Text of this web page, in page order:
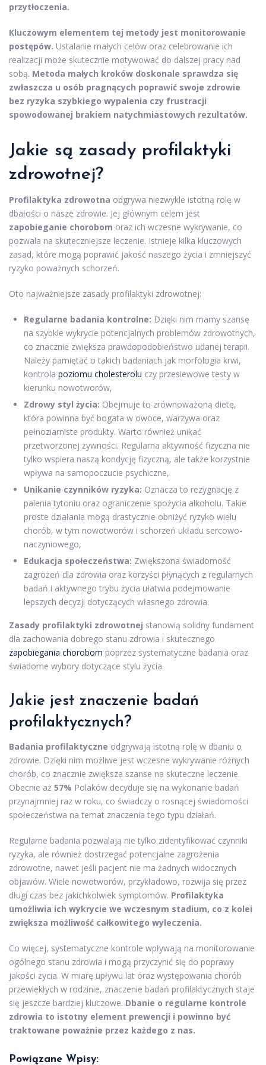
przytłoczenia.
Kluczowym elementem tej metody jest monitorowanie
postępów. Ustalanie małych celów oraz celebrowanie ich
realizacji może skutecznie motywować do dalszej pracy nad
sobą. Metoda małych kroków doskonale sprawdza się
zwłaszcza u osób pragnących poprawić swoje zdrowie
bez ryzyka szybkiego wypalenia czy frustracji
spowodowanej brakiem natychmiastowych rezultatów.
Jakie są zasady profilaktyki
zdrowotnej?
Profilaktyka zdrowotna odgrywa niezwykle istotną rolę w
dbałości o nasze zdrowie. Jej głównym celem jest
zapobieganie chorobom oraz ich wczesne wykrywanie, co
pozwala na skuteczniejsze leczenie. Istnieje kilka kluczowych
zasad, które mogą poprawić jakość naszego życia i zmniejszyć
ryzyko poważnych schorzeń.
Oto najważniejsze zasady profilaktyki zdrowotnej:
Regularne badania kontrolne: Dzięki nim mamy szansę
na szybkie wykrycie potencjalnych problemów zdrowotnych,
co znacznie zwiększa prawdopodobieństwo udanej terapii.
Należy pamiętać o takich badaniach jak morfologia krwi,
kontrola poziomu cholesterolu czy przesiewowe testy w
kierunku nowotworów,
Zdrowy styl życia: Obejmuje to zrównoważoną dietę,
która powinna być bogata w owoce, warzywa oraz
pełnoziarniste produkty. Warto również unikać
przetworzonej żywności. Regularna aktywność fizyczna nie
tylko wspiera naszą kondycję fizyczną, ale także korzystnie
wpływa na samopoczucie psychiczne,
Unikanie czynników ryzyka: Oznacza to rezygnację z
palenia tytoniu oraz ograniczenie spożycia alkoholu. Takie
proste działania mogą drastycznie obniżyć ryzyko wielu
chorób, w tym nowotworów i schorzeń układu sercowo-
naczyniowego,
Edukacja społeczeństwa: Zwiększona świadomość
zagrożeń dla zdrowia oraz korzyści płynących z regularnych
badań i aktywnego trybu życia ułatwia podejmowanie
lepszych decyzji dotyczących własnego zdrowia.
Zasady profilaktyki zdrowotnej stanowią solidny fundament
dla zachowania dobrego stanu zdrowia i skutecznego
zapobiegania chorobom poprzez systematyczne badania oraz
świadome wybory dotyczące stylu życia.
Jakie jest znaczenie badań
profilaktycznych?
Badania profilaktyczne odgrywają istotną rolę w dbaniu o
zdrowie. Dzięki nim możliwe jest wczesne wykrywanie różnych
chorób, co znacznie zwiększa szanse na skuteczne leczenie.
Obecnie aż 57% Polaków decyduje się na wykonanie badań
przynajmniej raz w roku, co świadczy o rosnącej świadomości
społeczeństwa na temat znaczenia tego typu działań.
Regularne badania pozwalają nie tylko zidentyfikować czynniki
ryzyka, ale również dostrzegać potencjalne zagrożenia
zdrowotne, nawet jeśli pacjent nie ma żadnych widocznych
objawów. Wiele nowotworów, przykładowo, rozwija się przez
długi czas bez jakichkolwiek symptomów. Profilaktyka
umożliwia ich wykrycie we wczesnym stadium, co z kolei
zwiększa możliwość całkowitego wyleczenia.
Co więcej, systematyczne kontrole wpływają na monitorowanie
ogólnego stanu zdrowia i mogą przyczynić się do poprawy
jakości życia. W miarę upływu lat oraz występowania chorób
przewlekłych w rodzinie, znaczenie badań profilaktycznych staje
się jeszcze bardziej kluczowe. Dbanie o regularne kontrole
zdrowia to istotny element prewencji i powinno być
traktowane poważnie przez każdego z nas.
Powiązane Wpisy: